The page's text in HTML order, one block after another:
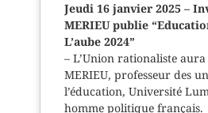
Jeudi 16 janvier 2025 –
MERIEU publie
L’aube 2024”
– L’Union rationaliste
MERIEU, professeur des
l’éducation, Université
homme politique français.